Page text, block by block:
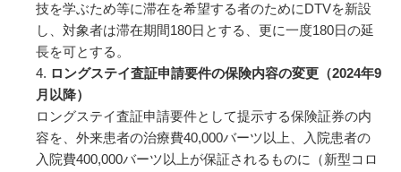
技を学ぶため等に滞在を希望する者のためにDTVを新設
し、対象者は滞在期間180日とする、更に一度180日の延
長を可とする。
ロングステイ査証申請要件の保険内容の変更（2024年9
月以降）
ロングステイ査証申請要件として提示する保険証券の内
容を、外来患者の治療費40,000バーツ以上、入院患者の
入院費400,000バーツ以上が保証されるものに（新型コロ